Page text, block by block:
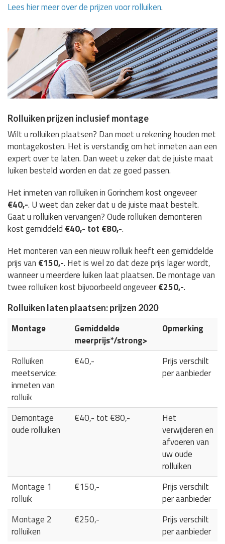
Lees hier meer over de prijzen voor rolluiken.
Rolluiken prijzen inclusief montage
Wilt u rolluiken plaatsen? Dan moet u rekening houden met
montagekosten. Het is verstandig om het inmeten aan een
expert over te laten. Dan weet u zeker dat de juiste maat
luiken besteld worden en dat ze goed passen.
Het inmeten van rolluiken in Gorinchem kost ongeveer
€40,-. U weet dan zeker dat u de juiste maat bestelt.
Gaat u rolluiken vervangen? Oude rolluiken demonteren
kost gemiddeld €40,- tot €80,-.
Het monteren van een nieuw rolluik heeft een gemiddelde
prijs van €150,-. Het is wel zo dat deze prijs lager wordt,
wanneer u meerdere luiken laat plaatsen. De montage van
twee rolluiken kost bijvoorbeeld ongeveer€250,-.
Rolluiken laten plaatsen: prijzen 2020
Montage
Gemiddelde
meerprijs*/strong>
Opmerking
Rolluiken
meetservice:
inmeten van
rolluik
€40,-
Prijs verschilt
per aanbieder
Demontage
oude rolluiken
€40,- tot €80,-
Het
verwijderen en
afvoeren van
uw oude
rolluiken
Montage 1
rolluik
€150,-
Prijs verschilt
per aanbieder
Montage 2
rolluiken
€250,-
Prijs verschilt
per aanbieder